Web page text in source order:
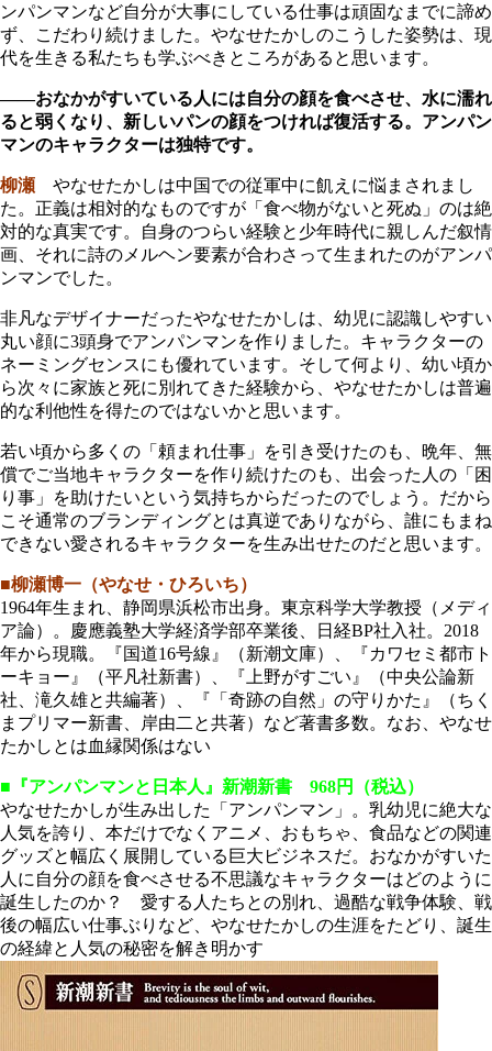
ンパンマンなど自分が大事にしている仕事は頑固なまでに諦め
ず、こだわり続けました。やなせたかしのこうした姿勢は、現
代を生きる私たちも学ぶべきところがあると思います。
――おなかがすいている人には自分の顔を食べさせ、水に濡れ
ると弱くなり、新しいパンの顔をつければ復活する。アンパン
マンのキャラクターは独特です。
柳瀬 やなせたかしは中国での従軍中に飢えに悩まされまし
た。正義は相対的なものですが「食べ物がないと死ぬ」のは絶
対的な真実です。自身のつらい経験と少年時代に親しんだ叙情
画、それに詩のメルヘン要素が合わさって生まれたのがアンパ
ンマンでした。
非凡なデザイナーだったやなせたかしは、幼児に認識しやすい
丸い顔に3頭身でアンパンマンを作りました。キャラクターの
ネーミングセンスにも優れています。そして何より、幼い頃か
ら次々に家族と死に別れてきた経験から、やなせたかしは普遍
的な利他性を得たのではないかと思います。
若い頃から多くの「頼まれ仕事」を引き受けたのも、晩年、無
償でご当地キャラクターを作り続けたのも、出会った人の「困
り事」を助けたいという気持ちからだったのでしょう。だから
こそ通常のブランディングとは真逆でありながら、誰にもまね
できない愛されるキャラクターを生み出せたのだと思います。
■柳瀬博一（やなせ・ひろいち）
1964年生まれ、静岡県浜松市出身。東京科学大学教授（メディ
ア論）。慶應義塾大学経済学部卒業後、日経BP社入社。2018
年から現職。『国道16号線』（新潮文庫）、『カワセミ都市ト
ーキョー』（平凡社新書）、『上野がすごい』（中央公論新
社、滝久雄と共編著）、『「奇跡の自然」の守りかた』（ちく
まプリマー新書、岸由二と共著）など著書多数。なお、やなせ
たかしとは血縁関係はない
■『アンパンマンと日本人』新潮新書 968円（税込）
やなせたかしが生み出した「アンパンマン」。乳幼児に絶大な
人気を誇り、本だけでなくアニメ、おもちゃ、食品などの関連
グッズと幅広く展開している巨大ビジネスだ。おなかがすいた
人に自分の顔を食べさせる不思議なキャラクターはどのように
誕生したのか？ 愛する人たちとの別れ、過酷な戦争体験、戦
後の幅広い仕事ぶりなど、やなせたかしの生涯をたどり、誕生
の経緯と人気の秘密を解き明かす